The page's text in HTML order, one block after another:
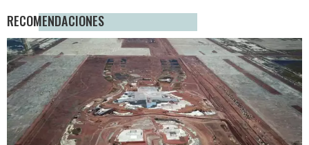
RECOMENDACIONES